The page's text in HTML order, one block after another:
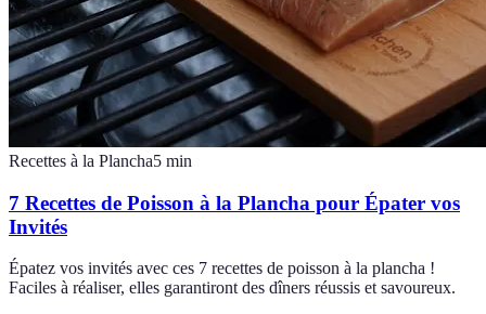
Recettes à la Plancha5 min
7 Recettes de Poisson à la Plancha pour Épater vos
Invités
Épatez vos invités avec ces 7 recettes de poisson à la plancha !
Faciles à réaliser, elles garantiront des dîners réussis et savoureux.